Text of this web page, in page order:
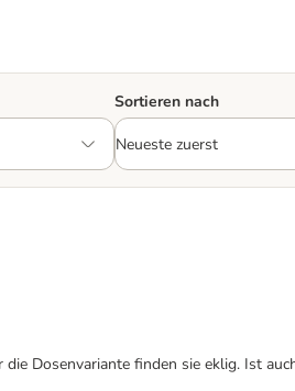
Sortieren nach
Dosenvariante finden sie eklig. Ist